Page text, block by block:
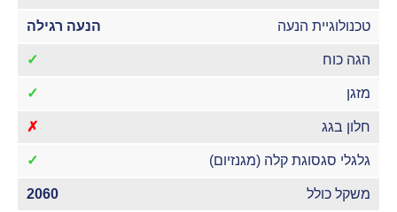
טכנולוגיית הנעה הנעה רגילה
הגה כוח ✓
מזגן ✓
חלון בגג ✗
גלגלי סגסוגת קלה (מגנזיום) ✓
משקל כולל 2060